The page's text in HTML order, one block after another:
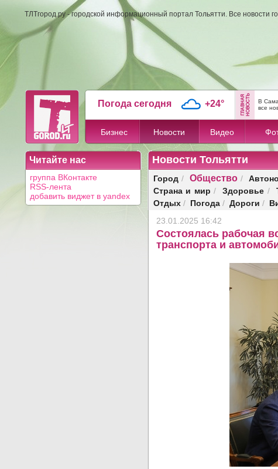
ТЛТгород.ру - городской информационный портал Тольятти. Все новости
Погода сегодня +24°
В
все
Бизнес Новости Видео
Читайте нас
группа ВКонтакте
RSS-лента
добавить виджет в yandex
Новости Тольятти
Город / Общество/
Страна и мир / Здоровье /
Отдых / Погода / Дороги /
23.01.2025 16:42
Состоялась рабочая
транспорта и